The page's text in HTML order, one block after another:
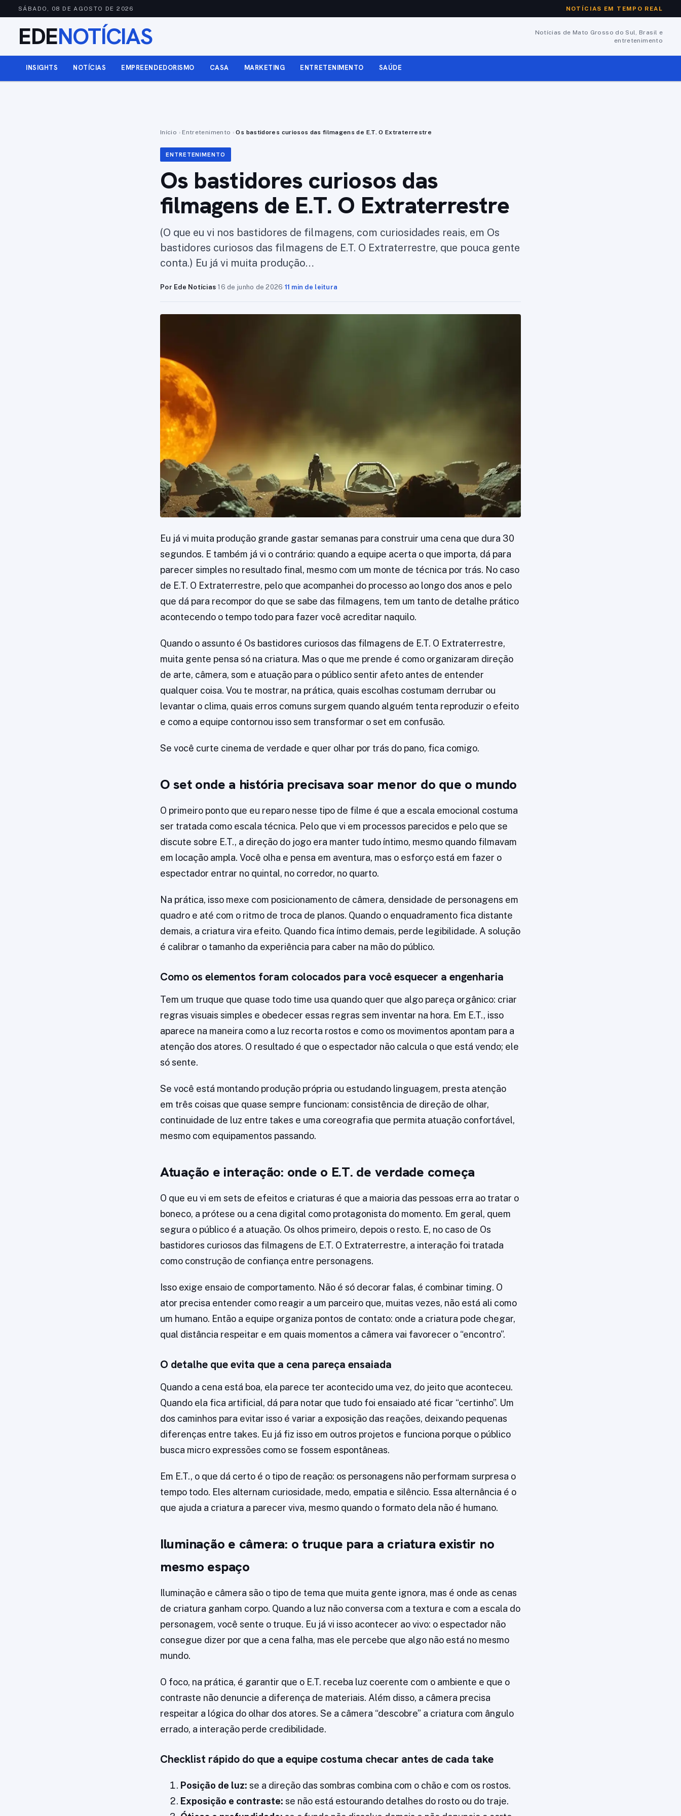
SÁBADO, 08 DE AGOSTO DE 2026 NOTÍCIAS EM TEMPO REAL
EDENOTÍCIAS
Notícias de Mato Grosso do Sul, Brasil e
entretenimento
INSIGHTS NOTÍCIAS EMPREENDEDORISMO CASA MARKETING ENTRETENIMENTO SAÚDE
Início › Entretenimento › Os bastidores curiosos das filmagens de E.T. O Extraterrestre
ENTRETENIMENTO
Os bastidores curiosos das
filmagens de E.T. O Extraterrestre
(O que eu vi nos bastidores de filmagens, com curiosidades reais, em Os
bastidores curiosos das filmagens de E.T. O Extraterrestre, que pouca gente
conta.) Eu já vi muita produção…
Por Ede Notícias·16 de junho de 2026·11 min de leitura
Eu já vi muita produção grande gastar semanas para construir uma cena que dura 30
segundos. E também já vi o contrário: quando a equipe acerta o que importa, dá para
parecer simples no resultado final, mesmo com um monte de técnica por trás. No caso
de E.T. O Extraterrestre, pelo que acompanhei do processo ao longo dos anos e pelo
que dá para recompor do que se sabe das filmagens, tem um tanto de detalhe prático
acontecendo o tempo todo para fazer você acreditar naquilo.
Quando o assunto é Os bastidores curiosos das filmagens de E.T. O Extraterrestre,
muita gente pensa só na criatura. Mas o que me prende é como organizaram direção
de arte, câmera, som e atuação para o público sentir afeto antes de entender
qualquer coisa. Vou te mostrar, na prática, quais escolhas costumam derrubar ou
levantar o clima, quais erros comuns surgem quando alguém tenta reproduzir o efeito
e como a equipe contornou isso sem transformar o set em confusão.
Se você curte cinema de verdade e quer olhar por trás do pano, fica comigo.
O set onde a história precisava soar menor do que o mundo
O primeiro ponto que eu reparo nesse tipo de filme é que a escala emocional costuma
ser tratada como escala técnica. Pelo que vi em processos parecidos e pelo que se
discute sobre E.T., a direção do jogo era manter tudo íntimo, mesmo quando filmavam
em locação ampla. Você olha e pensa em aventura, mas o esforço está em fazer o
espectador entrar no quintal, no corredor, no quarto.
Na prática, isso mexe com posicionamento de câmera, densidade de personagens em
quadro e até com o ritmo de troca de planos. Quando o enquadramento fica distante
demais, a criatura vira efeito. Quando fica íntimo demais, perde legibilidade. A solução
é calibrar o tamanho da experiência para caber na mão do público.
Como os elementos foram colocados para você esquecer a engenharia
Tem um truque que quase todo time usa quando quer que algo pareça orgânico: criar
regras visuais simples e obedecer essas regras sem inventar na hora. Em E.T., isso
aparece na maneira como a luz recorta rostos e como os movimentos apontam para a
atenção dos atores. O resultado é que o espectador não calcula o que está vendo; ele
só sente.
Se você está montando produção própria ou estudando linguagem, presta atenção
em três coisas que quase sempre funcionam: consistência de direção de olhar,
continuidade de luz entre takes e uma coreografia que permita atuação confortável,
mesmo com equipamentos passando.
Atuação e interação: onde o E.T. de verdade começa
O que eu vi em sets de efeitos e criaturas é que a maioria das pessoas erra ao tratar o
boneco, a prótese ou a cena digital como protagonista do momento. Em geral, quem
segura o público é a atuação. Os olhos primeiro, depois o resto. E, no caso de Os
bastidores curiosos das filmagens de E.T. O Extraterrestre, a interação foi tratada
como construção de confiança entre personagens.
Isso exige ensaio de comportamento. Não é só decorar falas, é combinar timing. O
ator precisa entender como reagir a um parceiro que, muitas vezes, não está ali como
um humano. Então a equipe organiza pontos de contato: onde a criatura pode chegar,
qual distância respeitar e em quais momentos a câmera vai favorecer o “encontro”.
O detalhe que evita que a cena pareça ensaiada
Quando a cena está boa, ela parece ter acontecido uma vez, do jeito que aconteceu.
Quando ela fica artificial, dá para notar que tudo foi ensaiado até ficar “certinho”. Um
dos caminhos para evitar isso é variar a exposição das reações, deixando pequenas
diferenças entre takes. Eu já fiz isso em outros projetos e funciona porque o público
busca micro expressões como se fossem espontâneas.
Em E.T., o que dá certo é o tipo de reação: os personagens não performam surpresa o
tempo todo. Eles alternam curiosidade, medo, empatia e silêncio. Essa alternância é o
que ajuda a criatura a parecer viva, mesmo quando o formato dela não é humano.
Iluminação e câmera: o truque para a criatura existir no
mesmo espaço
Iluminação e câmera são o tipo de tema que muita gente ignora, mas é onde as cenas
de criatura ganham corpo. Quando a luz não conversa com a textura e com a escala do
personagem, você sente o truque. Eu já vi isso acontecer ao vivo: o espectador não
consegue dizer por que a cena falha, mas ele percebe que algo não está no mesmo
mundo.
O foco, na prática, é garantir que o E.T. receba luz coerente com o ambiente e que o
contraste não denuncie a diferença de materiais. Além disso, a câmera precisa
respeitar a lógica do olhar dos atores. Se a câmera “descobre” a criatura com ângulo
errado, a interação perde credibilidade.
Checklist rápido do que a equipe costuma checar antes de cada take
Posição de luz: se a direção das sombras combina com o chão e com os rostos.
Exposição e contraste: se não está estourando detalhes do rosto ou do traje.